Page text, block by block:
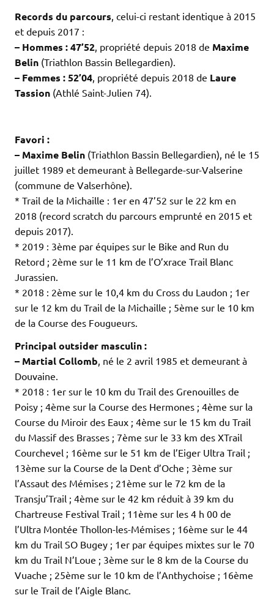
Records du parcours, celui-ci restant identique à 2015
et depuis 2017 :
– Hommes : 47’52, propriété depuis 2018 de Maxime
Belin (Triathlon Bassin Bellegardien).
– Femmes : 52’04, propriété depuis 2018 de Laure
Tassion (Athlé Saint-Julien 74).
Favori :
– Maxime Belin (Triathlon Bassin Bellegardien), né le 15
juillet 1989 et demeurant à Bellegarde-sur-Valserine
(commune de Valserhône).
* Trail de la Michaille : 1er en 47’52 sur le 22 km en
2018 (record scratch du parcours emprunté en 2015 et
depuis 2017).
* 2019 : 3ème par équipes sur le Bike and Run du
Retord ; 2ème sur le 11 km de l’O’xrace Trail Blanc
Jurassien.
* 2018 : 2ème sur le 10,4 km du Cross du Laudon ; 1er
sur le 12 km du Trail de la Michaille ; 5ème sur le 10 km
de la Course des Fougueurs.
Principal outsider masculin :
– Martial Collomb, né le 2 avril 1985 et demeurant à
Douvaine.
* 2018 : 1er sur le 10 km du Trail des Grenouilles de
Poisy ; 4ème sur la Course des Hermones ; 4ème sur la
Course du Miroir des Eaux ; 4ème sur le 15 km du Trail
du Massif des Brasses ; 7ème sur le 33 km des XTrail
Courchevel ; 16ème sur le 51 km de l’Eiger Ultra Trail ;
13ème sur la Course de la Dent d’Oche ; 3ème sur
l’Assaut des Mémises ; 21ème sur le 72 km de la
Transju’Trail ; 4ème sur le 42 km réduit à 39 km du
Chartreuse Festival Trail ; 11ème sur les 4 h 00 de
l’Ultra Montée Thollon-les-Mémises ; 16ème sur le 44
km du Trail SO Bugey ; 1er par équipes mixtes sur le 70
km du Trail N’Loue ; 3ème sur le 8 km de la Course du
Vuache ; 25ème sur le 10 km de l’Anthychoise ; 16ème
sur le Trail de l’Aigle Blanc.